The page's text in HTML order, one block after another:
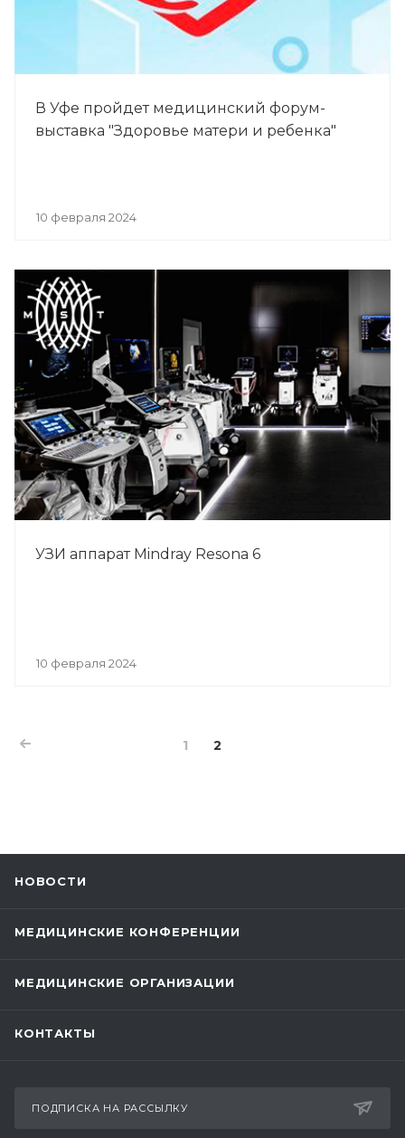
В Уфе пройдет медицинский форум-
выставка "Здоровье матери и ребенка"
10 февраля 2024
УЗИ аппарат Mindray Resona 6
10 февраля 2024
1 2
НОВОСТИ
МЕДИЦИНСКИЕ КОНФЕРЕНЦИИ
МЕДИЦИНСКИЕ ОРГАНИЗАЦИИ
КОНТАКТЫ
ПОДПИСКА НА РАССЫЛКУ